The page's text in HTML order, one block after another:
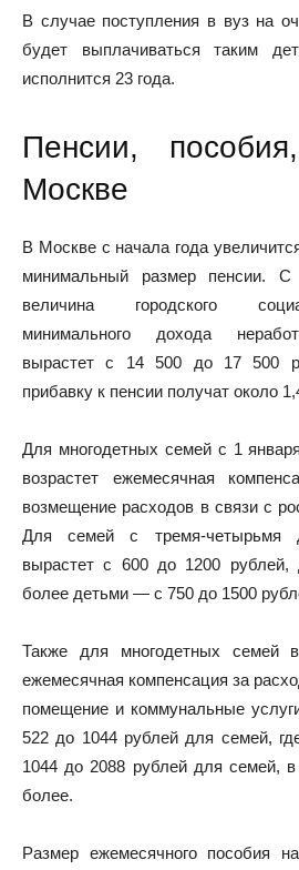
В случае поступления в вуз на
будет выплачиваться таким
исполнится 23 года.
Пенсии,
Москве
В Москве с начала года
минимальный размер пенсии.
величина городского
минимального дохода
вырастет с 14 500 до 17 500
прибавку к пенсии получат около
Для многодетных семей с 1
возрастет ежемесячная
возмещение расходов в связи с
Для семей с тремя-четырьмя
вырастет с 600 до 1200
более детьми — с 750 до 1500
Также для многодетных семей
ежемесячная компенсация за
помещение и коммунальные
522 до 1044 рублей для семей,
1044 до 2088 рублей для семей,
более.
Размер ежемесячного пособия